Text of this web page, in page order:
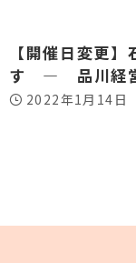
【開催日変更
す ― 品川経
2022年1月14日